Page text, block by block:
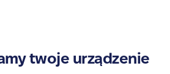
twoje urządzenie